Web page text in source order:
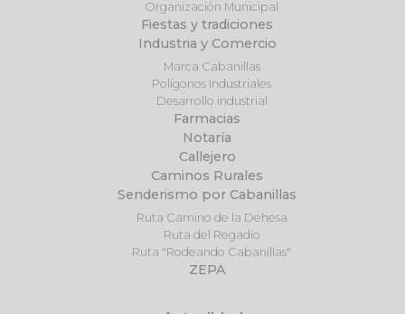
Organización Municipal
Fiestas y tradiciones
Industria y Comercio
Marca Cabanillas
Polígonos Industriales
Desarrollo industrial
Farmacias
Notaría
Callejero
Caminos Rurales
Senderismo por Cabanillas
Ruta Camino de la Dehesa
Ruta del Regadío
Ruta "Rodeando Cabanillas"
ZEPA